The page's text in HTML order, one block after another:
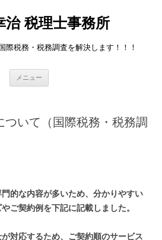
治 税理士事務所
際税務・税務調査を解決します！！！
メニュー
ついて（国際税務・税務調
的な内容が多いため、分かりやすい
ご契約例を下記に記載しました。
対応するため、ご契約順のサービス